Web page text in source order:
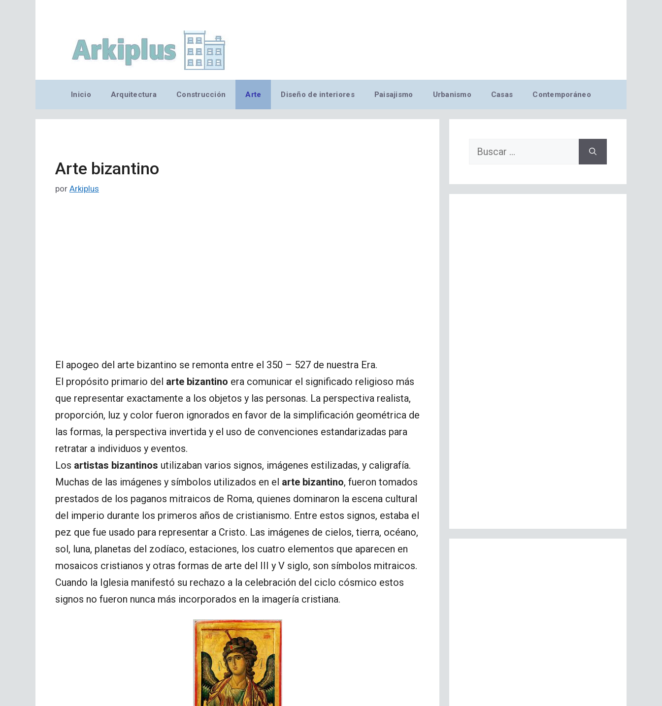
Inicio Arquitectura Construcción Arte Diseño de interiores Paisajismo Urbanismo Casas Contemporáneo
Arte bizantino
por Arkiplus
El apogeo del arte bizantino se remonta entre el 350 – 527 de nuestra Era.
El propósito primario del arte bizantino era comunicar el significado religioso más
que representar exactamente a los objetos y las personas. La perspectiva realista,
proporción, luz y color fueron ignorados en favor de la simplificación geométrica de
las formas, la perspectiva invertida y el uso de convenciones estandarizadas para
retratar a individuos y eventos.
Los artistas bizantinos utilizaban varios signos, imágenes estilizadas, y caligrafía.
Muchas de las imágenes y símbolos utilizados en el arte bizantino, fueron tomados
prestados de los paganos mitraicos de Roma, quienes dominaron la escena cultural
del imperio durante los primeros años de cristianismo. Entre estos signos, estaba el
pez que fue usado para representar a Cristo. Las imágenes de cielos, tierra, océano,
sol, luna, planetas del zodíaco, estaciones, los cuatro elementos que aparecen en
mosaicos cristianos y otras formas de arte del III y V siglo, son símbolos mitraicos.
Cuando la Iglesia manifestó su rechazo a la celebración del ciclo cósmico estos
signos no fueron nunca más incorporados en la imagería cristiana.
Buscar: